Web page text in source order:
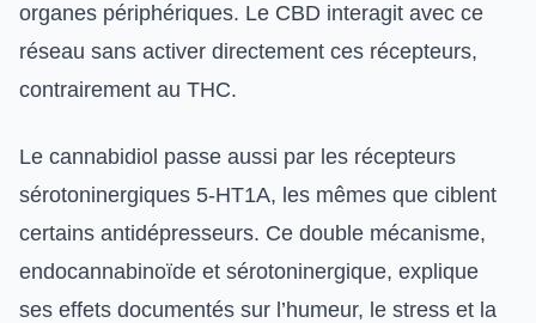
organes périphériques. Le CBD interagit avec ce
réseau sans activer directement ces récepteurs,
contrairement au THC.
Le cannabidiol passe aussi par les récepteurs
sérotoninergiques 5-HT1A, les mêmes que ciblent
certains antidépresseurs. Ce double mécanisme,
endocannabinoïde et sérotoninergique, explique
ses effets documentés sur l’humeur, le stress et la